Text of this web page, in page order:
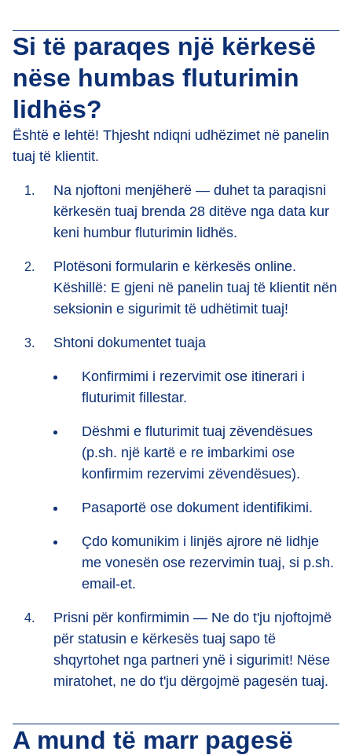
Si të paraqes një kërkesë
nëse humbas fluturimin
lidhës?
Është e lehtë! Thjesht ndiqni udhëzimet në panelin
tuaj të klientit.
Na njoftoni menjëherë — duhet ta paraqisni
kërkesën tuaj brenda 28 ditëve nga data kur
keni humbur fluturimin lidhës.
Plotësoni formularin e kërkesës online.
Këshillë: E gjeni në panelin tuaj të klientit nën
seksionin e sigurimit të udhëtimit tuaj!
Shtoni dokumentet tuaja
Konfirmimi i rezervimit ose itinerari i
fluturimit fillestar.
Dëshmi e fluturimit tuaj zëvendësues
(p.sh. një kartë e re imbarkimi ose
konfirmim rezervimi zëvendësues).
Pasaportë ose dokument identifikimi.
Çdo komunikim i linjës ajrore në lidhje
me vonesën ose rezervimin tuaj, si p.sh.
email-et.
Prisni për konfirmimin — Ne do t'ju njoftojmë
për statusin e kërkesës tuaj sapo të
shqyrtohet nga partneri ynë i sigurimit! Nëse
miratohet, ne do t'ju dërgojmë pagesën tuaj.
A mund të marr pagesë